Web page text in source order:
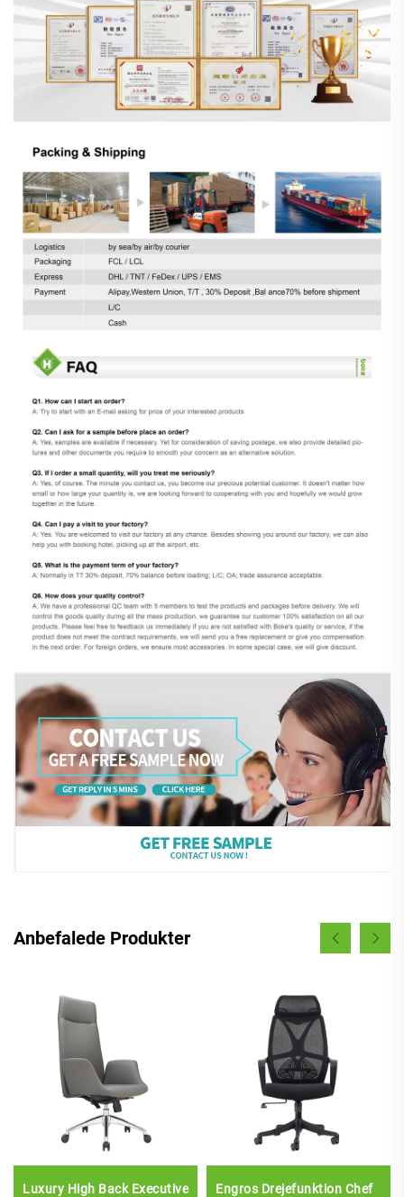
Anbefalede Produkter
Luxury High Back Executive
Engros Drejefunktion Chef